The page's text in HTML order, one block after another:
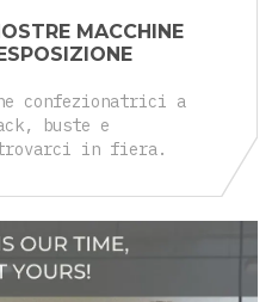
MACCHINE
confezionatrici a
buste e
in fiera.